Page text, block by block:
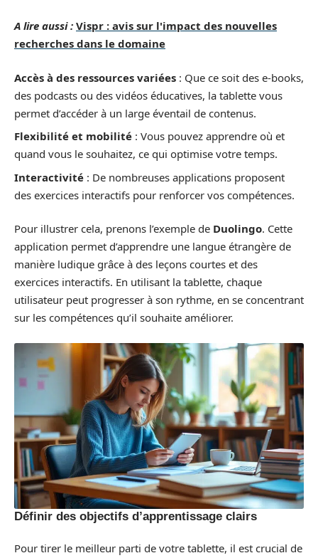
A lire aussi : Vispr : avis sur l'impact des nouvelles
recherches dans le domaine
Accès à des ressources variées : Que ce soit des e-books,
des podcasts ou des vidéos éducatives, la tablette vous
permet d’accéder à un large éventail de contenus.
Flexibilité et mobilité : Vous pouvez apprendre où et
quand vous le souhaitez, ce qui optimise votre temps.
Interactivité : De nombreuses applications proposent
des exercices interactifs pour renforcer vos compétences.
Pour illustrer cela, prenons l’exemple de Duolingo. Cette
application permet d’apprendre une langue étrangère de
manière ludique grâce à des leçons courtes et des
exercices interactifs. En utilisant la tablette, chaque
utilisateur peut progresser à son rythme, en se concentrant
sur les compétences qu’il souhaite améliorer.
Définir des objectifs d’apprentissage clairs
Pour tirer le meilleur parti de votre tablette, il est crucial de